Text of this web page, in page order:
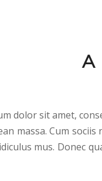
A
dolor sit amet,
massa. Cum
mus. Donec